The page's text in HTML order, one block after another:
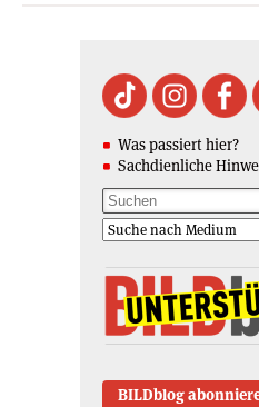
Was passiert hier?
Sachdienliche
BILDblog